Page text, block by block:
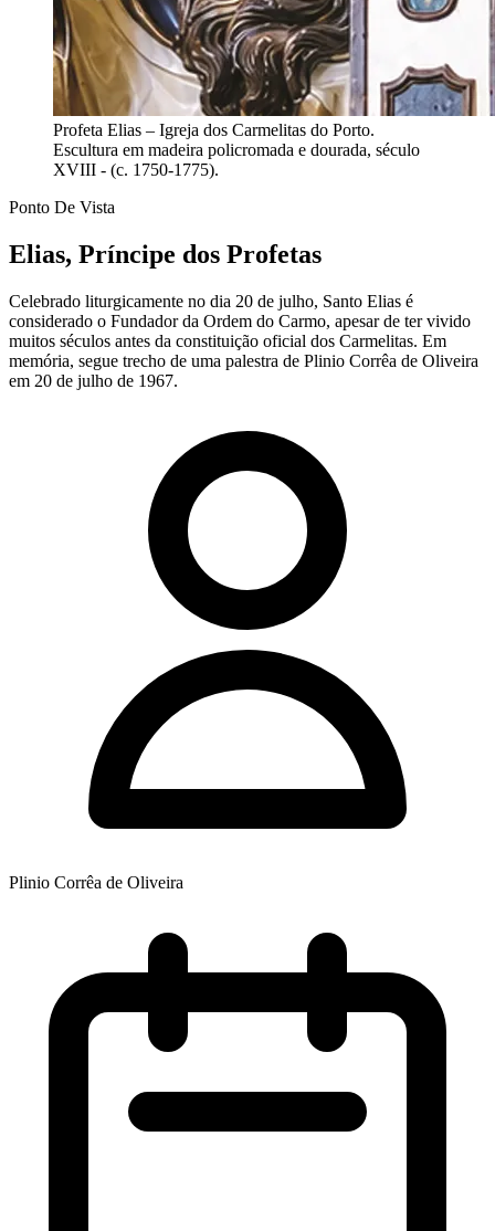
Profeta Elias – Igreja dos Carmelitas do Porto.
Escultura em madeira policromada e dourada, século
XVIII - (c. 1750-1775).
Ponto De Vista
Elias, Príncipe dos Profetas
Celebrado liturgicamente no dia 20 de julho, Santo Elias é
considerado o Fundador da Ordem do Carmo, apesar de ter vivido
muitos séculos antes da constituição oficial dos Carmelitas. Em
memória, segue trecho de uma palestra de Plinio Corrêa de Oliveira
em 20 de julho de 1967.
Plinio Corrêa de Oliveira